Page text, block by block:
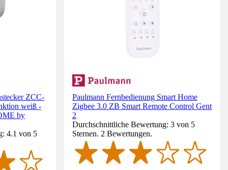
ZCC-
weiß -
by
4.1 von 5
Paulmann Fernbedienung Smart Home
Zigbee 3.0 ZB Smart Remote Control Gent
2
Durchschnittliche Bewertung: 3 von 5
Sternen. 2 Bewertungen.